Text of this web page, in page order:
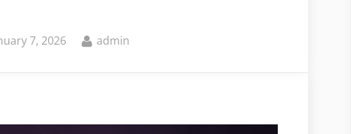
7, 2026 By
admin